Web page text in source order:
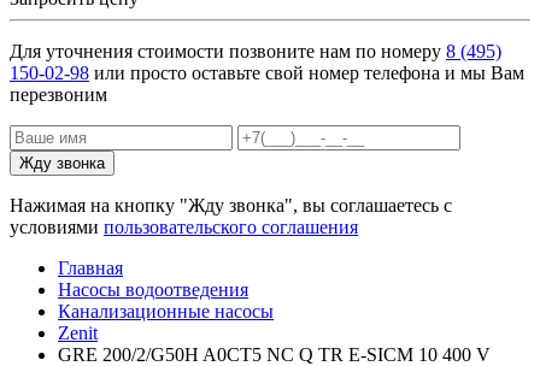
Для уточнения стоимости позвоните нам по номеру 8 (495)
150-02-98 или просто оставьте свой номер телефона и мы Вам
перезвоним
Жду звонка
Нажимая на кнопку "Жду звонка", вы соглашаетесь с
условиями пользовательского соглашения
Главная
Насосы водоотведения
Канализационные насосы
Zenit
GRE 200/2/G50H A0CT5 NC Q TR E-SICM 10 400 V